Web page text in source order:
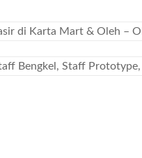
di Karta Mart & Oleh –
Bengkel, Staff